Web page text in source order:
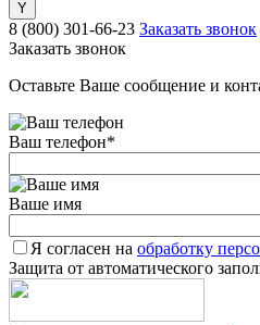
8 (800) 301-66-23 Заказать звонок
Заказать звонок
Оставьте Ваше сообщение и
Ваш телефон*
Ваше имя
Я согласен на обработку
Защита от автоматического